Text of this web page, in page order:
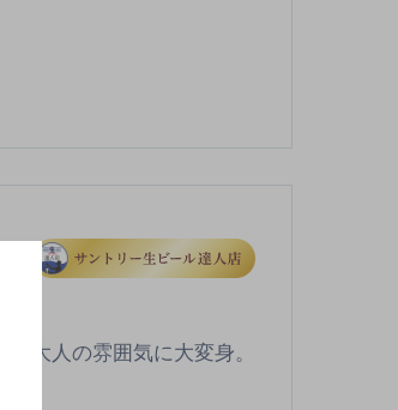
大人の雰囲気に大変身。